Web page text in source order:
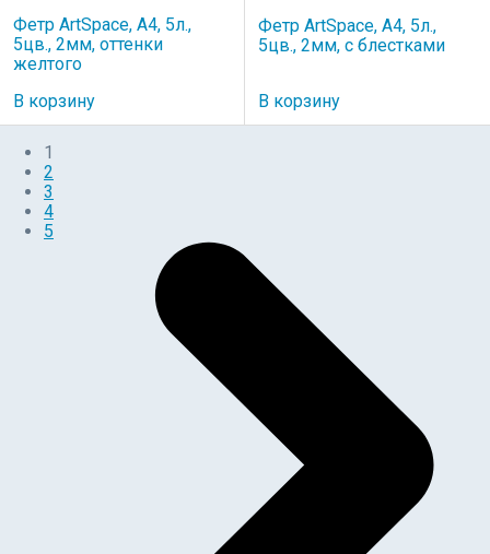
Фетр ArtSpace, А4, 5л.,
5цв., 2мм, оттенки
желтого
В корзину
Фетр ArtSpace, А4, 5л.,
5цв., 2мм, с блестками
В корзину
1
2
3
4
5